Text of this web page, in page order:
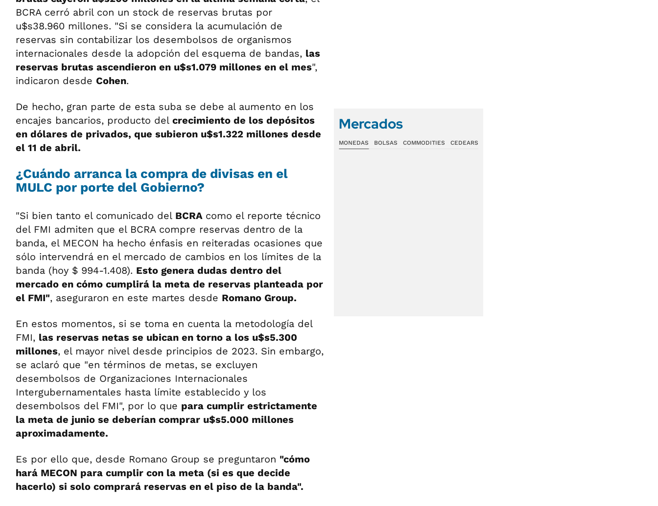
BCRA cerró abril con un stock de reservas brutas por
u$s38.960 millones. "Si se considera la acumulación de
reservas sin contabilizar los desembolsos de organismos
internacionales desde la adopción del esquema de bandas, las
reservas brutas ascendieron en u$s1.079 millones en el mes",
indicaron desde Cohen.
De hecho, gran parte de esta suba se debe al aumento en los
encajes bancarios, producto del crecimiento de los depósitos
en dólares de privados, que subieron u$s1.322 millones desde
el 11 de abril.
¿Cuándo arranca la compra de divisas en el
MULC por porte del Gobierno?
"Si bien tanto el comunicado del BCRA como el reporte técnico
del FMI admiten que el BCRA compre reservas dentro de la
banda, el MECON ha hecho énfasis en reiteradas ocasiones que
sólo intervendrá en el mercado de cambios en los límites de la
banda (hoy $ 994-1.408). Esto genera dudas dentro del
mercado en cómo cumplirá la meta de reservas planteada por
el FMI", aseguraron en este martes desde Romano Group.
En estos momentos, si se toma en cuenta la metodología del
FMI, las reservas netas se ubican en torno a los u$s5.300
millones, el mayor nivel desde principios de 2023. Sin embargo,
se aclaró que "en términos de metas, se excluyen
desembolsos de Organizaciones Internacionales
Intergubernamentales hasta límite establecido y los
desembolsos del FMI", por lo que para cumplir estrictamente
la meta de junio se deberían comprar u$s5.000 millones
aproximadamente.
Es por ello que, desde Romano Group se preguntaron "cómo
hará MECON para cumplir con la meta (si es que decide
hacerlo) si solo comprará reservas en el piso de la banda".
Mercados
MONEDAS BOLSAS COMMODITIES CEDEARS